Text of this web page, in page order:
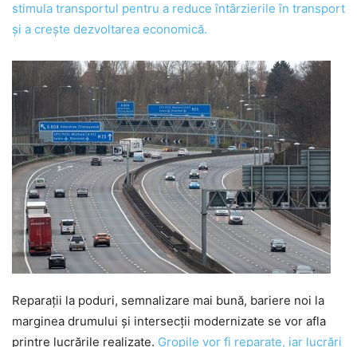
stimula transportul pentru a reduce întârzierile în transport
și a crește dezvoltarea economică.
Reparații la poduri, semnalizare mai bună, bariere noi la
marginea drumului și intersecții modernizate se vor afla
printre lucrările realizate. Gropile vor fi reparate, iar lucrări